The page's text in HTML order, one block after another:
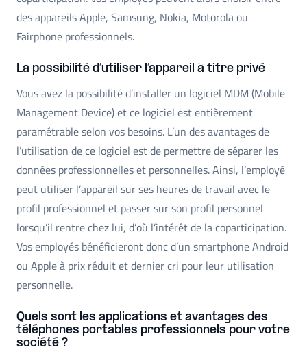
des appareils Apple, Samsung, Nokia, Motorola ou
Fairphone professionnels.
La possibilité d’utiliser l’appareil à titre privé
Vous avez la possibilité d’installer un logiciel MDM (Mobile
Management Device) et ce logiciel est entièrement
paramétrable selon vos besoins. L’un des avantages de
l’utilisation de ce logiciel est de permettre de séparer les
données professionnelles et personnelles. Ainsi, l’employé
peut utiliser l’appareil sur ses heures de travail avec le
profil professionnel et passer sur son profil personnel
lorsqu’il rentre chez lui, d’où l’intérêt de la coparticipation.
Vos employés bénéficieront donc d’un smartphone Android
ou Apple à prix réduit et dernier cri pour leur utilisation
personnelle.
Quels sont les applications et avantages des
téléphones portables professionnels pour votre
société ?